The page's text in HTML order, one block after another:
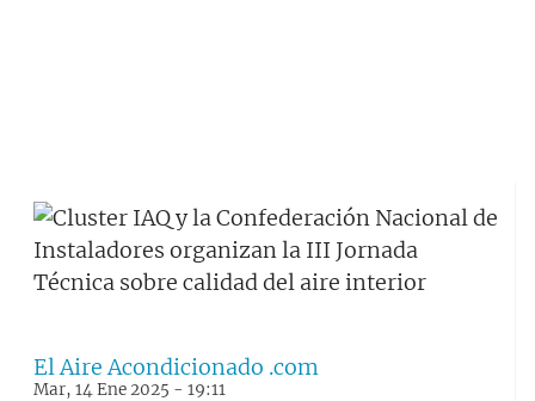
El Aire Acondicionado .com
Mar, 14 Ene 2025 - 19:11